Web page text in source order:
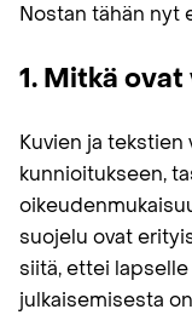
Nostan tähän nyt
1. Mitkä
Kuvien ja
kunnioitukseen,
suojelu ovat
siitä, ettei
julkaisemisesta